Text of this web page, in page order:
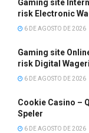
Gaming site
risk Electronic
6 DE AGOSTO DE 2026
Gaming site
risk Digital
6 DE AGOSTO DE 2026
Cookie Casino –
Speler
6 DE AGOSTO DE 2026